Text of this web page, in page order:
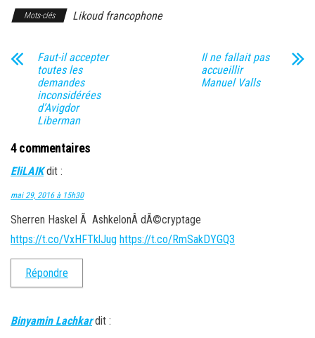
Mots-clés Likoud francophone
Faut-il accepter
toutes les
demandes
inconsidérées
d’Avigdor
Liberman
Il ne fallait pas
accueillir
Manuel Valls
4 commentaires
EliLAIK dit :
mai 29, 2016 à 15h30
Sherren Haskel Ã AshkelonÂ dÃ©cryptage
https://t.co/VxHFTklJug https://t.co/RmSakDYGQ3
Répondre
Binyamin Lachkar dit :